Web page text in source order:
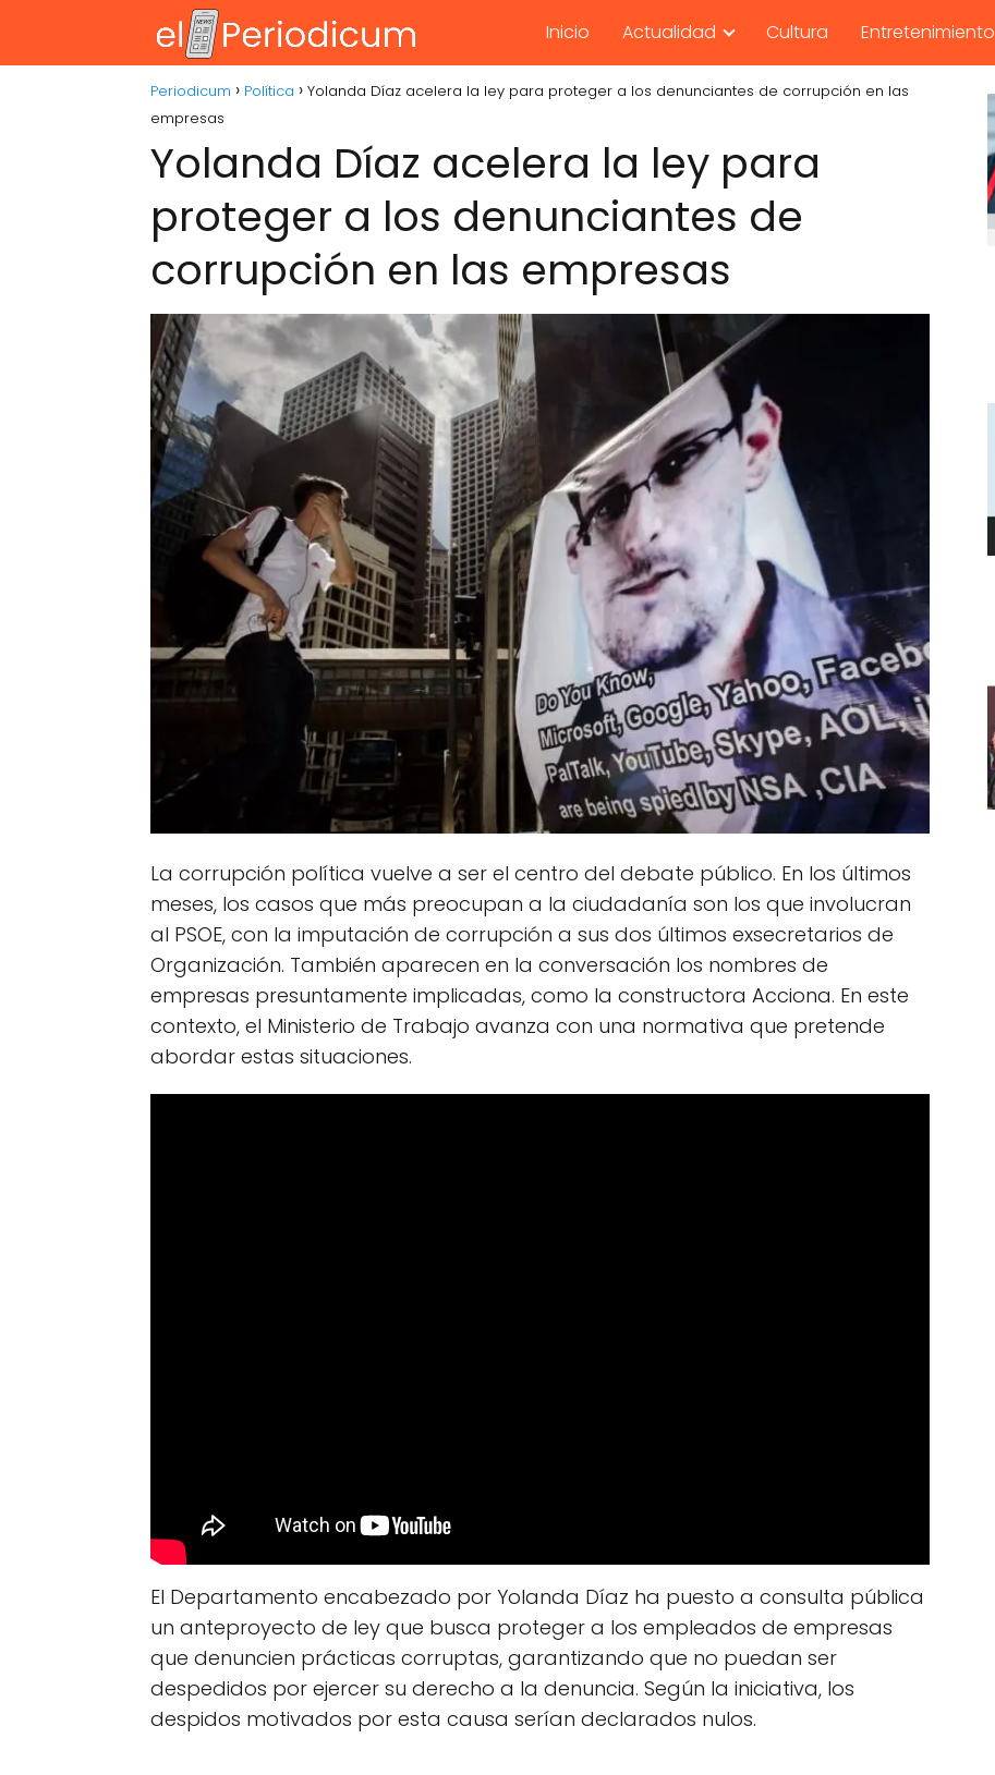
Inicio Actualidad Cultura Entretenimiento
Periodicum Política
Yolanda Díaz acelera la ley para proteger a los denunciantes de corrupción en las
empresas
Yolanda Díaz acelera la ley para
proteger a los denunciantes de
corrupción en las empresas
La corrupción política vuelve a ser el centro del debate público. En los últimos
meses, los casos que más preocupan a la ciudadanía son los que involucran
al PSOE, con la imputación de corrupción a sus dos últimos exsecretarios de
Organización. También aparecen en la conversación los nombres de
empresas presuntamente implicadas, como la constructora Acciona. En este
contexto, el Ministerio de Trabajo avanza con una normativa que pretende
abordar estas situaciones.
El Departamento encabezado por Yolanda Díaz ha puesto a consulta pública
un anteproyecto de ley que busca proteger a los empleados de empresas
que denuncien prácticas corruptas, garantizando que no puedan ser
despedidos por ejercer su derecho a la denuncia. Según la iniciativa, los
despidos motivados por esta causa serían declarados nulos.